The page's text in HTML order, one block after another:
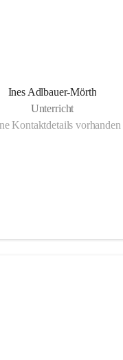
Ines Adlbauer-Mörth
Unterricht
Kontaktdetails vorhanden